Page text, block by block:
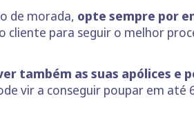
de morada, opte sempre por
para seguir o melhor
também as suas apólices e
vir a conseguir poupar em até